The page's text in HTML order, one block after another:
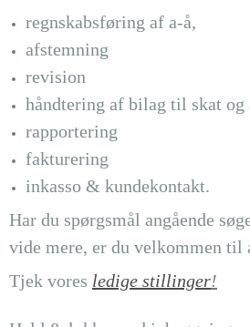
regnskabsføring af a-å,
afstemning
revision
håndtering af bilag til skat
rapportering
fakturering
inkasso & kundekontakt.
Har du spørgsmål angående
vide mere, er du velkommen til
Tjek vores ledige stillinger!